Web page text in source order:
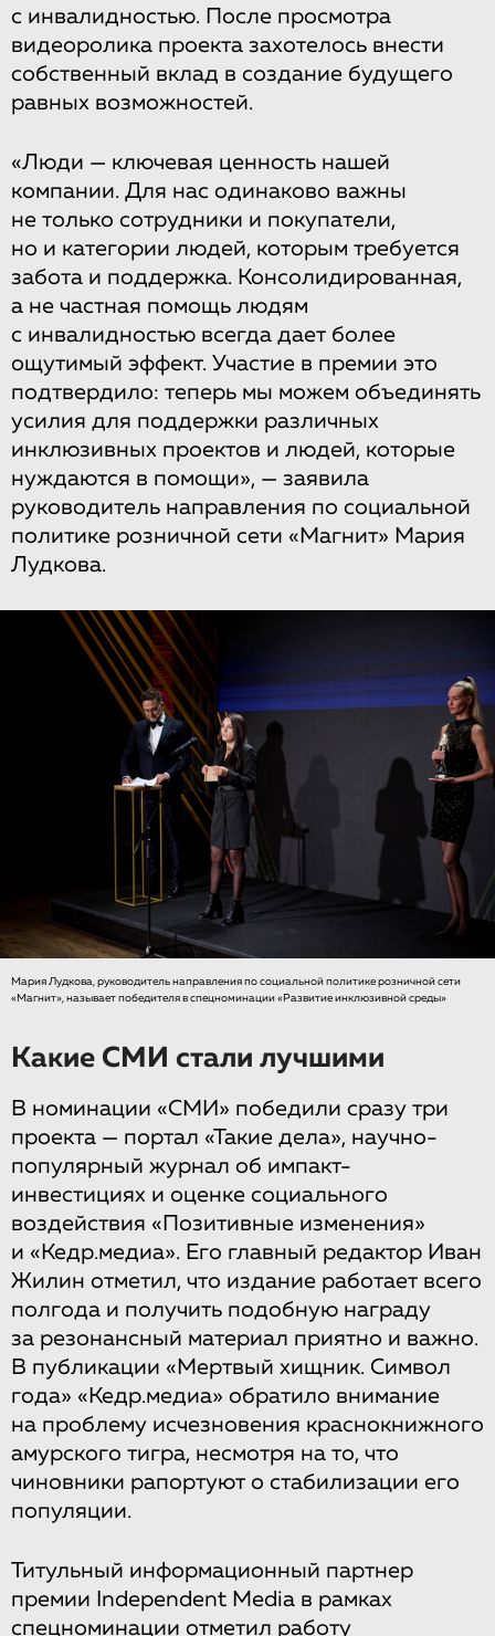
с инвалидностью. После просмотра
видеоролика проекта захотелось внести
собственный вклад в создание будущего
равных возможностей.
«Люди — ключевая ценность нашей
компании. Для нас одинаково важны
не только сотрудники и покупатели,
но и категории людей, которым требуется
забота и поддержка. Консолидированная,
а не частная помощь людям
с инвалидностью всегда дает более
ощутимый эффект. Участие в премии это
подтвердило: теперь мы можем объединять
усилия для поддержки различных
инклюзивных проектов и людей, которые
нуждаются в помощи», — заявила
руководитель направления по социальной
политике розничной сети «Магнит» Мария
Лудкова.
Мария Лудкова, руководитель направления по социальной политике розничной сети
«Магнит», называет победителя в спецноминации «Развитие инклюзивной среды»
Какие СМИ стали лучшими
В номинации «СМИ» победили сразу три
проекта — портал «Такие дела», научно-
популярный журнал об импакт-
инвестициях и оценке социального
воздействия «Позитивные изменения»
и «Кедр.медиа». Его главный редактор Иван
Жилин отметил, что издание работает всего
полгода и получить подобную награду
за резонансный материал приятно и важно.
В публикации «Мертвый хищник. Символ
года» «Кедр.медиа» обратило внимание
на проблему исчезновения краснокнижного
амурского тигра, несмотря на то, что
чиновники рапортуют о стабилизации его
популяции.
Титульный информационный партнер
премии Independent Media в рамках
спецноминации отметил работу